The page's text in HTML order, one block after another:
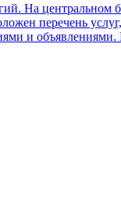
На
перечень
и объявлениями.